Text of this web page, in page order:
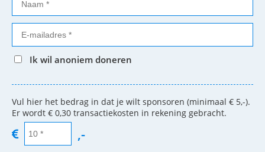
Ik wil anoniem doneren
Vul hier het bedrag in dat je wilt sponsoren (minimaal € 5,-).
Er wordt € 0,30 transactiekosten in rekening gebracht.
,-